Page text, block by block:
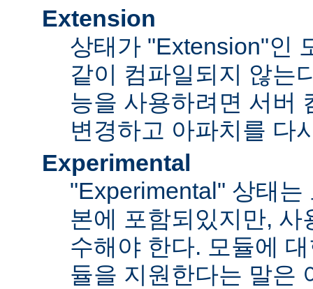
Extension
상태가 "Extension"인
같이 컴파일되지 않는
능을 사용하려면 서버
변경하고 아파치를 다
Experimental
"Experimental" 상태는
본에 포함되있지만, 사
수해야 한다. 모듈에
듈을 지원한다는 말은